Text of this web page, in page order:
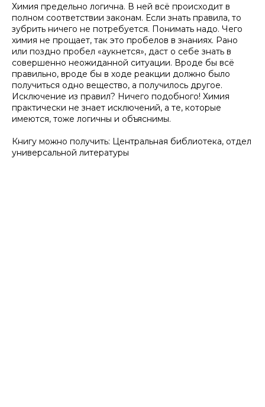
Химия предельно логична. В ней всё происходит в
полном соответствии законам. Если знать правила, то
зубрить ничего не потребуется. Понимать надо. Чего
химия не прощает, так это пробелов в знаниях. Рано
или поздно пробел «аукнется», даст о себе знать в
совершенно неожиданной ситуации. Вроде бы всё
правильно, вроде бы в ходе реакции должно было
получиться одно вещество, а получилось другое.
Исключение из правил? Ничего подобного! Химия
практически не знает исключений, а те, которые
имеются, тоже логичны и объяснимы.
Книгу можно получить: Центральная библиотека, отдел
универсальной литературы